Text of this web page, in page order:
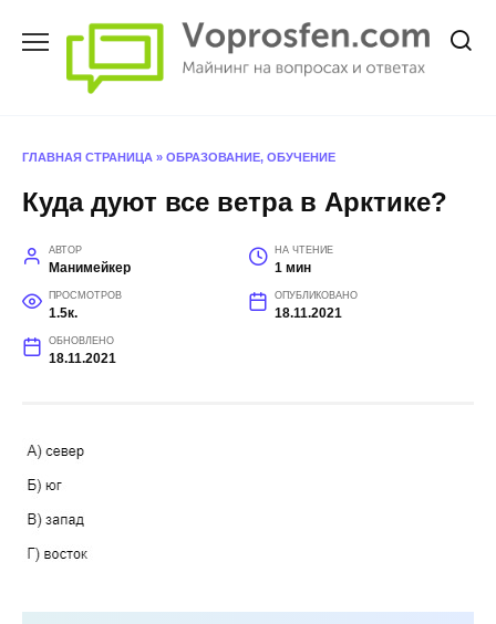
ГЛАВНАЯ СТРАНИЦА » ОБРАЗОВАНИЕ, ОБУЧЕНИЕ
Куда дуют все ветра в Арктике?
АВТОР
Манимейкер
НА ЧТЕНИЕ
1 мин
ПРОСМОТРОВ
1.5к.
ОПУБЛИКОВАНО
18.11.2021
ОБНОВЛЕНО
18.11.2021